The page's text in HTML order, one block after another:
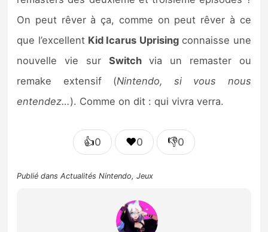
On peut rêver à ça, comme on peut rêver à ce
que l’excellent Kid Icarus Uprisingconnaisse une
nouvelle vie sur Switchvia un remaster ou
remake extensif (Nintendo, si vous nous
entendez…). Comme on dit : qui vivra verra.
👍0 ❤️0 👎0
Publié dansActualités Nintendo,Jeux